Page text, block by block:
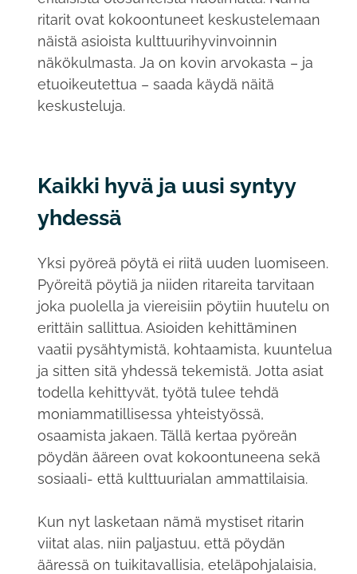
ritarit ovat kokoontuneet keskustelemaan
näistä asioista kulttuurihyvinvoinnin
näkökulmasta. Ja on kovin arvokasta – ja
etuoikeutettua – saada käydä näitä
keskusteluja.
Kaikki hyvä ja uusi syntyy
yhdessä
Yksi pyöreä pöytä ei riitä uuden luomiseen.
Pyöreitä pöytiä ja niiden ritareita tarvitaan
joka puolella ja viereisiin pöytiin huutelu on
erittäin sallittua. Asioiden kehittäminen
vaatii pysähtymistä, kohtaamista, kuuntelua
ja sitten sitä yhdessä tekemistä. Jotta asiat
todella kehittyvät, työtä tulee tehdä
moniammatillisessa yhteistyössä,
osaamista jakaen. Tällä kertaa pyöreän
pöydän ääreen ovat kokoontuneena sekä
sosiaali- että kulttuurialan ammattilaisia.
Kun nyt lasketaan nämä mystiset ritarin
viitat alas, niin paljastuu, että pöydän
ääressä on tuikitavallisia, eteläpohjalaisia,